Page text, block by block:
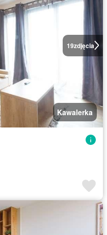
19zdjęcia
Kawalerka